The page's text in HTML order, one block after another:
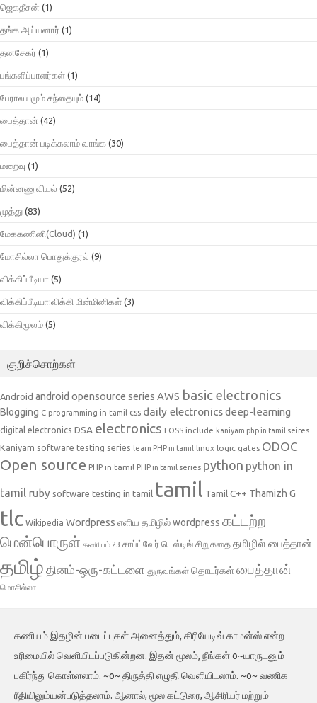
ஜெகதீசன் (1)
தங்க அய்யனார் (1)
தனசேகர் (1)
பங்களிப்பாளர்கள் (1)
பேராலயமும் சந்தையும் (14)
பைத்தான் (42)
பைத்தான் படிக்கலாம் வாங்க (30)
மறைவு (1)
மின்னணுவியல் (52)
முத்து (83)
மேககணினி(Cloud) (1)
மோசில்லா பொதுக்குரல் (9)
விக்கிப்பீடியா (5)
விக்கிப்பீடியா:விக்கி மின்மினிகள் (3)
விக்கிமூலம் (5)
குறிச்சொற்கள்
Android android opensource series AWS basic electronics
Blogging C programming in tamil css daily electronicsdeep-learning
digital electronics DSA electronics FOSS include kaniyam php in tamil seires
Kaniyam software testing series learn PHP in tamil linux logic gates ODOC
Open source PHP in tamil PHP in tamil series python python in
tamil ruby software testing in tamil tamil Tamil C++ Thamizh G
tlc Wikipedia Wordpress எளிய தமிழில் wordpress கட்டற்ற
மென்பொருள் கணியம் 23 சாப்ட்வேர் டெஸ்டிங் சிறுகதை தமிழில் பைத்தான்
தமிழ் தினம்-ஒரு-கட்டளை துருவங்கள் தொடர்கள்பைத்தான்
மொசில்லா
கணியம் இதழின் படைப்புகள் அனைத்தும், கிரியேடிவ் காமன்ஸ் என்ற
உரிமையில் வெளியிடப்படுகின்றன. இதன் மூலம், நீங்கள் o~யாருடனும்
பகிர்ந்து கொள்ளலாம். ~o~ திருத்தி எழுதி வெளியிடலாம். ~o~ வணிக
ரீதியிலும்யன்படுத்தலாம். ஆனால், மூல கட்டுரை, ஆசிரியர் மற்றும்